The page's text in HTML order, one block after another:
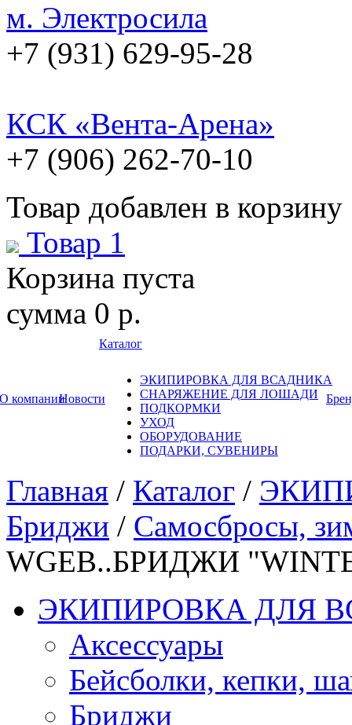
м. Электросила
+7 (931) 629-95-28
КСК «Вента-Арена»
+7 (906) 262-70-10
Товар добавлен в корзину
Товар 1
Корзина пуста
сумма 0 р.
О компанииНовости
Каталог
ЭКИПИРОВКА ДЛЯ ВСАДНИКА
СНАРЯЖЕНИЕ ДЛЯ ЛОШАДИ
ПОДКОРМКИ
УХОД
ОБОРУДОВАНИЕ
ПОДАРКИ, СУВЕНИРЫ
Главная / Каталог /
Бриджи / Самосбросы,
WGEB..БРИДЖИ
ЭКИПИРОВКА ДЛЯ
Аксессуары
Бейсболки, кепки,
Бриджи